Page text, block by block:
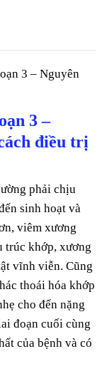
3 – Nguyên
3 –
điều trị
phải chịu
sinh hoạt và
viêm xương
trúc khớp, xương
vĩnh viễn. Cũng
thoái hóa khớp
cho đến nặng
đoạn cuối cùng
của bệnh và có